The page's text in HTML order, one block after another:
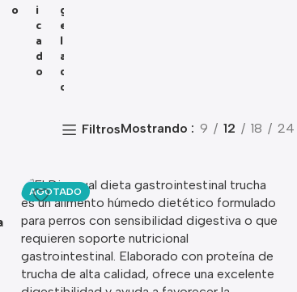
O I
C
A
D
O
G
E
L
A
D
O
FiltrosMostrando 9 12 18 24
AGOTADO